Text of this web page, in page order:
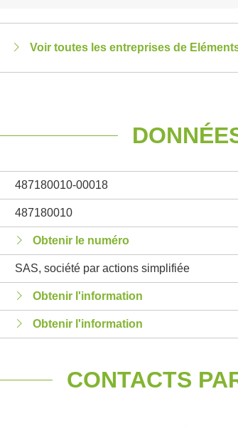
Voir toutes les entreprises de
487180010-00018
487180010
Obtenir le numéro
SAS, société par actions simplifiée
Obtenir l'information
Obtenir l'information
CONTACTS